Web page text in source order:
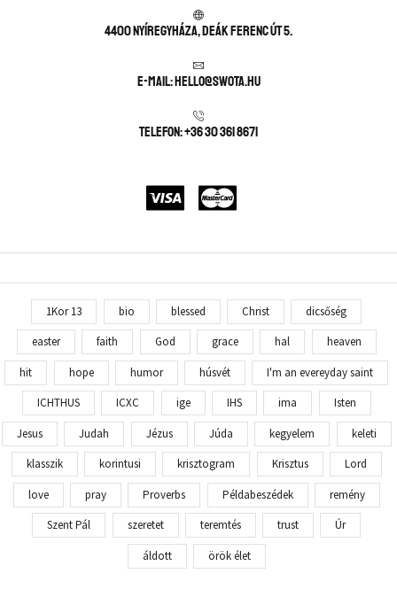
4400 Nyíregyháza, Deák Ferenc út 5.
E-mail: hello@swota.hu
Telefon: +36 30 361 8671
1Kor 13 bio blessed Christ dicsőség
easter faith God grace hal heaven
hit hope humor húsvét I'm an evereyday saint
ICHTHUS ICXC ige IHS ima Isten
Jesus Judah Jézus Júda kegyelem keleti
klasszik korintusi krisztogram Krisztus Lord
love pray Proverbs Példabeszédek remény
Szent Pál szeretet teremtés trust Úr
áldott örök élet